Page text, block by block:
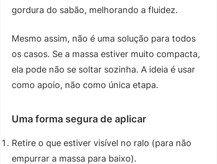
gordura do sabão, melhorando a fluidez.
Mesmo assim, não é uma solução para todos
os casos. Se a massa estiver muito compacta,
ela pode não se soltar sozinha. A ideia é usar
como apoio, não como única etapa.
Uma forma segura de aplicar
Retire o que estiver visível no ralo (para não
empurrar a massa para baixo).